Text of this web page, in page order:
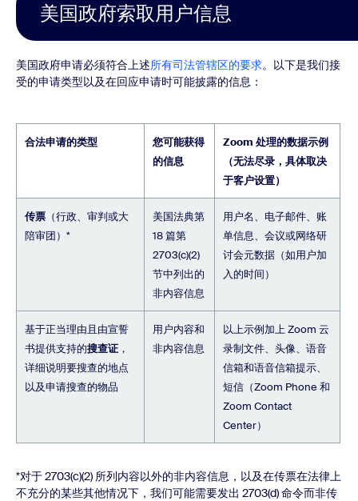
美国政府索取用户信息
美国政府申请必须符合上述所有司法管辖区的要求。以下是我们接
受的申请类型以及在回应申请时可能披露的信息：
合法申请的类型
您可能获得
的信息
Zoom 处理的数据示例
（无法尽录，具体取决
于客户设置）
传票 （行政、审判或大
陪审团）*
美国法典第
18 篇第
2703(c)(2)
节中列出的
非内容信息
用户名、电子邮件、账
单信息、会议或网络研
讨会元数据（如用户加
入的时间）
基于正当理由且由宣誓
书提供支持的搜查证 ，
详细说明要搜查的地点
以及申请搜查的物品
用户内容和
非内容信息
以上示例加上 Zoom 云
录制文件、头像、语音
信箱和语音信箱提示、
短信（Zoom Phone 和
Zoom Contact
Center）
*对于 2703(c)(2) 所列内容以外的非内容信息，以及在传票在法律上
不充分的某些其他情况下，我们可能需要发出 2703(d) 命令而非传